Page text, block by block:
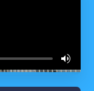
volume_up